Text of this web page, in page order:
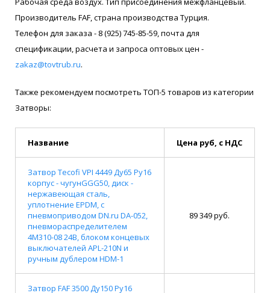
Производитель FAF, страна производства Турция.
Телефон для заказа - 8 (925) 745-85-59, почта для
спецификации, расчета и запроса оптовых цен -
zakaz@tovtrub.ru.
Также рекомендуем посмотреть ТОП-5 товаров из категории
Затворы:
Название Цена руб, с НДС
Затвор Tecofi VPI 4449 Ду65 Ру16
корпус - чугунGGG50, диск -
нержавеющая сталь,
уплотнение EPDM, с
пневмоприводом DN.ru DA-052,
пневмораспределителем
4M310-08 24В, блоком концевых
выключателей APL-210N и
ручным дублером HDM-1
89 349 руб.
Затвор FAF 3500 Ду150 Ру16